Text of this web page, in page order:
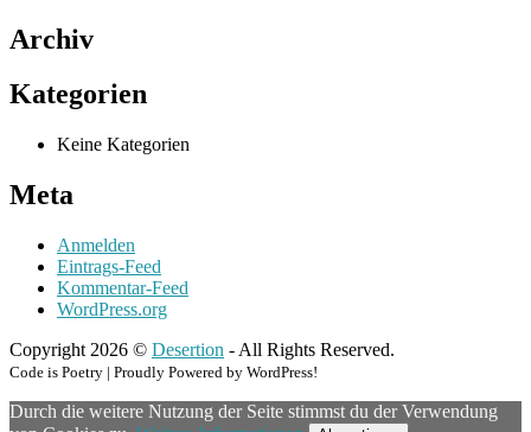
Archiv
Kategorien
Keine Kategorien
Meta
Anmelden
Eintrags-Feed
Kommentar-Feed
WordPress.org
Copyright 2026 © Desertion - All Rights Reserved.
Code is Poetry | Proudly Powered by WordPress!
Durch die weitere Nutzung der Seite stimmst du der Verwendung